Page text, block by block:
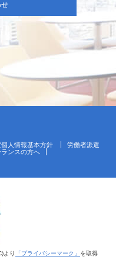
個人情報基本方針
労働者派遣
ランスの方へ
より 「プライバシーマーク」 を取得